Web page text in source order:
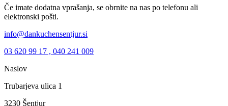
Če imate dodatna vprašanja, se obrnite na nas po telefonu ali
elektronski pošti.
info@dankuchensentjur.si
03 620 99 17 , 040 241 009
Naslov
Trubarjeva ulica 1
3230 Šentjur